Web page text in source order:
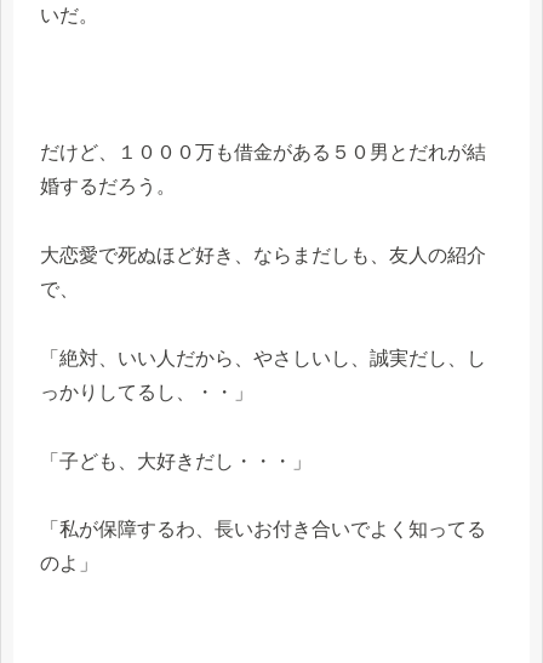
いだ。
だけど、１０００万も借金がある５０男とだれが結
婚するだろう。
大恋愛で死ぬほど好き、ならまだしも、友人の紹介
で、
「絶対、いい人だから、やさしいし、誠実だし、し
っかりしてるし、・・」
「子ども、大好きだし・・・」
「私が保障するわ、長いお付き合いでよく知ってる
のよ」